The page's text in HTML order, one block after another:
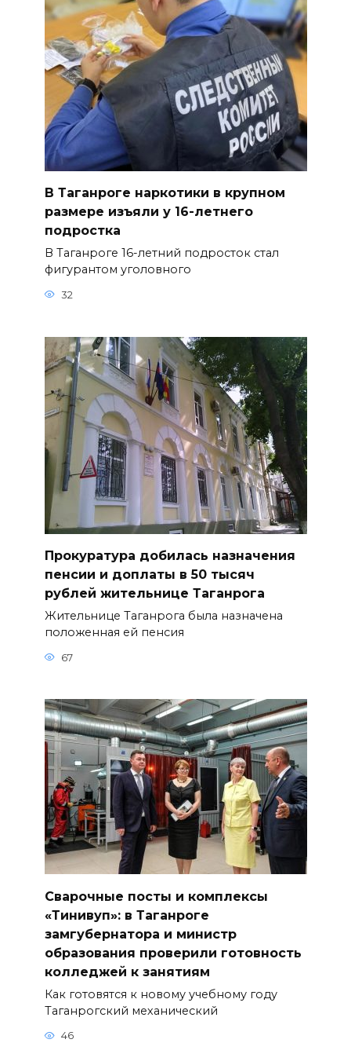
В Таганроге наркотики в крупном
размере изъяли у 16-летнего
подростка
В Таганроге 16-летний подросток стал
фигурантом уголовного
32
Прокуратура добилась назначения
пенсии и доплаты в 50 тысяч
рублей жительнице Таганрога
Жительнице Таганрога была назначена
положенная ей пенсия
67
Сварочные посты и комплексы
«Тинивуп»: в Таганроге
замгубернатора и министр
образования проверили готовность
колледжей к занятиям
Как готовятся к новому учебному году
Таганрогский механический
46